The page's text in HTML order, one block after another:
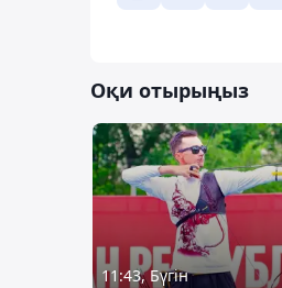
Оқи отырыңыз
11:43, Бүгін